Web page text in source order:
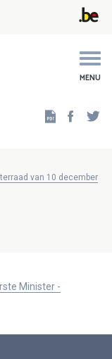
MENU
van 10 december
Minister -